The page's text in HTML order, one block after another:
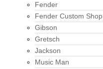
Fender
Fender Custom Shop
Gibson
Gretsch
Jackson
Music Man